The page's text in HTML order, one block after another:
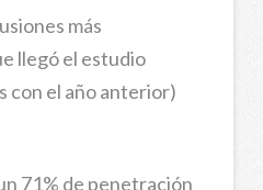
más
llegó el estudio
con el año anterior)
71% de penetración